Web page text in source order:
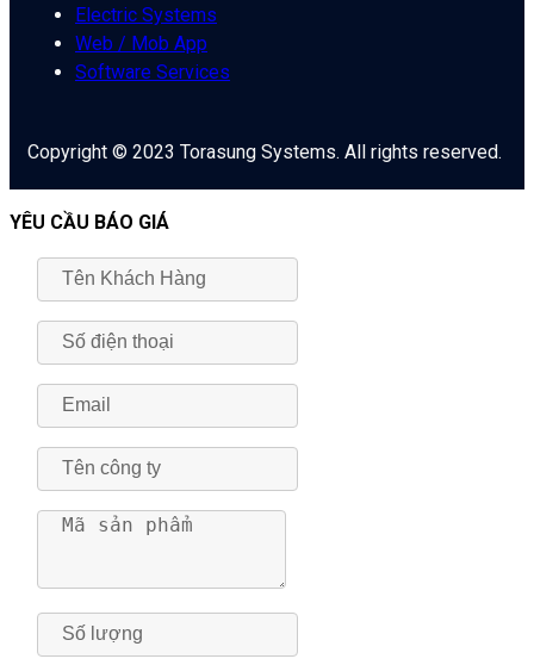
Electric Systems
Web / Mob App
Software Services
Copyright © 2023 Torasung Systems. All rights reserved.
YÊU CẦU BÁO GIÁ